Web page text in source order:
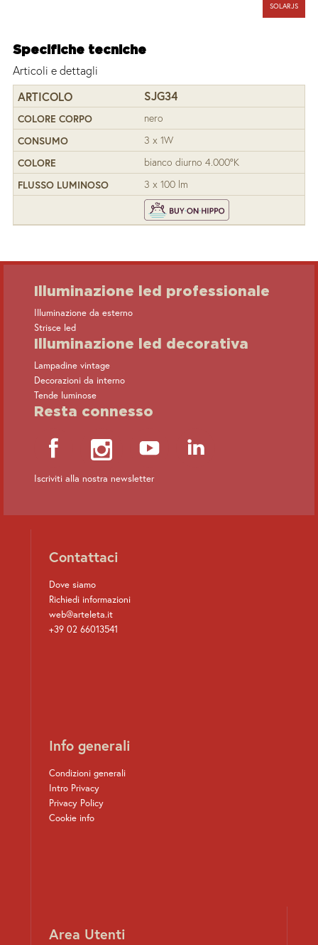
SOLARJS
Specifiche tecniche
Articoli e dettagli
SJG34
nero
3 x 1W
bianco diurno 4.000°K
3 x 100 lm
Illuminazione led professionale
Illuminazione da esterno
Strisce led
Illuminazione led decorativa
Lampadine vintage
Decorazioni da interno
Tende luminose
Resta connesso
Iscriviti alla nostra newsletter
Contattaci
Dove siamo
Richiedi informazioni
web@arteleta.it
+39 02 66013541
Info generali
Condizioni generali
Intro Privacy
Privacy Policy
Cookie info
Area Utenti